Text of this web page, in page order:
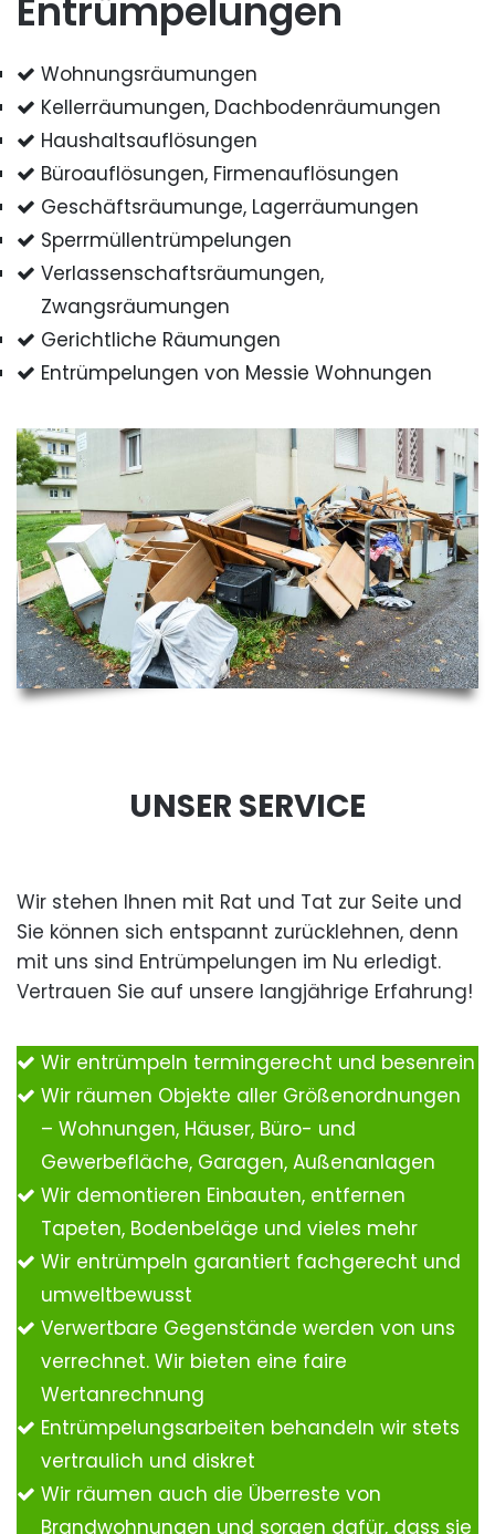
Entrümpelungen
Wohnungsräumungen
Kellerräumungen, Dachbodenräumungen
Haushaltsauflösungen
Büroauflösungen, Firmenauflösungen
Geschäftsräumunge, Lagerräumungen
Sperrmüllentrümpelungen
Verlassenschaftsräumungen,
Zwangsräumungen
Gerichtliche Räumungen
Entrümpelungen von Messie Wohnungen
UNSER SERVICE
Wir stehen Ihnen mit Rat und Tat zur Seite und
Sie können sich entspannt zurücklehnen, denn
mit uns sind Entrümpelungen im Nu erledigt.
Vertrauen Sie auf unsere langjährige Erfahrung!
Wir entrümpeln termingerecht und besenrein
Wir räumen Objekte aller Größenordnungen
– Wohnungen, Häuser, Büro- und
Gewerbefläche, Garagen, Außenanlagen
Wir demontieren Einbauten, entfernen
Tapeten, Bodenbeläge und vieles mehr
Wir entrümpeln garantiert fachgerecht und
umweltbewusst
Verwertbare Gegenstände werden von uns
verrechnet. Wir bieten eine faire
Wertanrechnung
Entrümpelungsarbeiten behandeln wir stets
vertraulich und diskret
Wir räumen auch die Überreste von
Brandwohnungen und sorgen dafür, dass sie